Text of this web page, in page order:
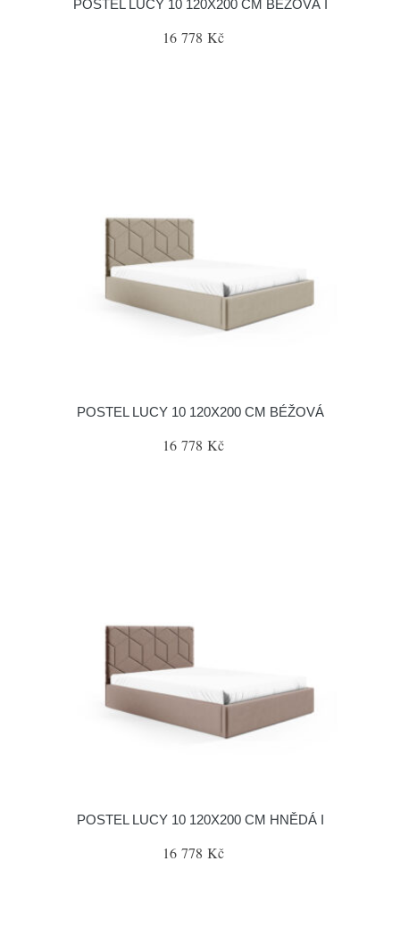
POSTEL LUCY 10 120X200 CM BÉŽOVÁ I
16 778 Kč
POSTEL LUCY 10 120X200 CM BÉŽOVÁ
16 778 Kč
POSTEL LUCY 10 120X200 CM HNĚDÁ I
16 778 Kč